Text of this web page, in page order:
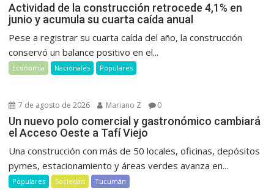
Actividad de la construcción retrocede 4,1% en
junio y acumula su cuarta caída anual
Pese a registrar su cuarta caída del año, la construcción
conservó un balance positivo en el...
Economía Nacionales Populares
7 de agosto de 2026 Mariano Z 0
Un nuevo polo comercial y gastronómico cambiará
el Acceso Oeste a Tafí Viejo
Una construcción con más de 50 locales, oficinas, depósitos
pymes, estacionamiento y áreas verdes avanza en...
Populares Sociedad Tucumán